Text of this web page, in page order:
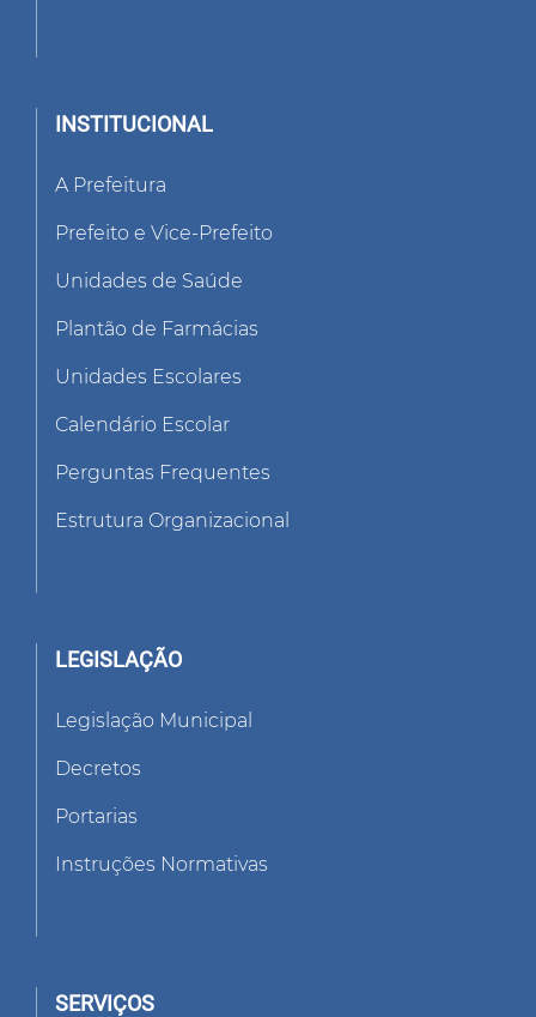
INSTITUCIONAL
A Prefeitura
Prefeito e Vice-Prefeito
Unidades de Saúde
Plantão de Farmácias
Unidades Escolares
Calendário Escolar
Perguntas Frequentes
Estrutura Organizacional
LEGISLAÇÃO
Legislação Municipal
Decretos
Portarias
Instruções Normativas
SERVIÇOS